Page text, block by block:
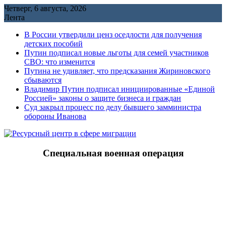
Перейти
к
Четверг, 6 августа, 2026
Лента
В России утвердили ценз оседлости для получения
детских пособий
Путин подписал новые льготы для семей участников
СВО: что изменится
Путина не удивляет, что предсказания Жириновского
сбываются
Владимир Путин подписал инициированные «Единой
Россией» законы о защите бизнеса и граждан
Cуд закрыл процесс по делу бывшего замминистра
обороны Иванова
Специальная военная операция